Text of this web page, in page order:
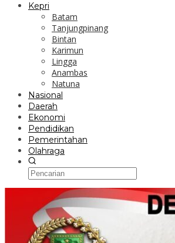
Kepri
Batam
Tanjungpinang
Bintan
Karimun
Lingga
Anambas
Natuna
Nasional
Daerah
Ekonomi
Pendidikan
Pemerintahan
Olahraga